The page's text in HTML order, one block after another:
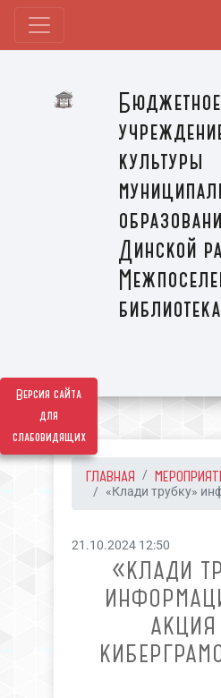
Версия сайта
для
слабовидящих
Бюджетное
культуры
Динской
ГЛАВНАЯ
«Клади трубку»
21.10.2024 12:50
«КЛАДИ